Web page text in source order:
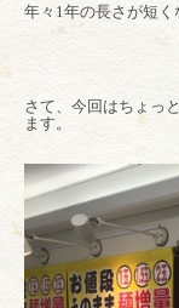
年々1年の長さが短
さて、今回はちょっ
ます。